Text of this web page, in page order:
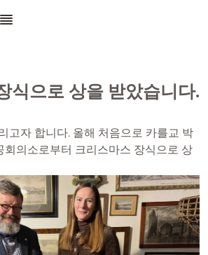
식으로 상을 받았습니다.
고자 합니다. 올해 처음으로 카를교 박
회의소로부터 크리스마스 장식으로 상